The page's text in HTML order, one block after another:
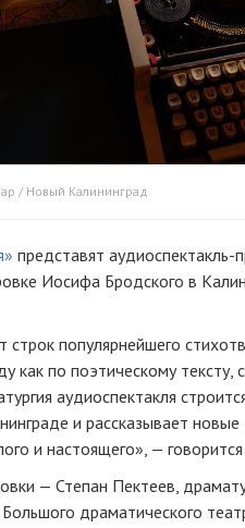
/ Новый Калининград
представят
Иосифа Бродского в
строк популярнейшего
как по поэтическому тексту,
аудиоспектакля
и рассказывает
и настоящего», — говорится
— Степан Пектеев,
драматического